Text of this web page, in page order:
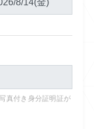
真付き身分証明証が